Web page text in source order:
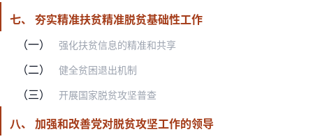
七、 夯实精准扶贫精准脱贫基础性工作
（一）
强化扶贫信息的精准和共享
（二） 健全贫困退出机制
（三） 开展国家脱贫攻坚普查
八、 加强和改善党对脱贫攻坚工作的领导